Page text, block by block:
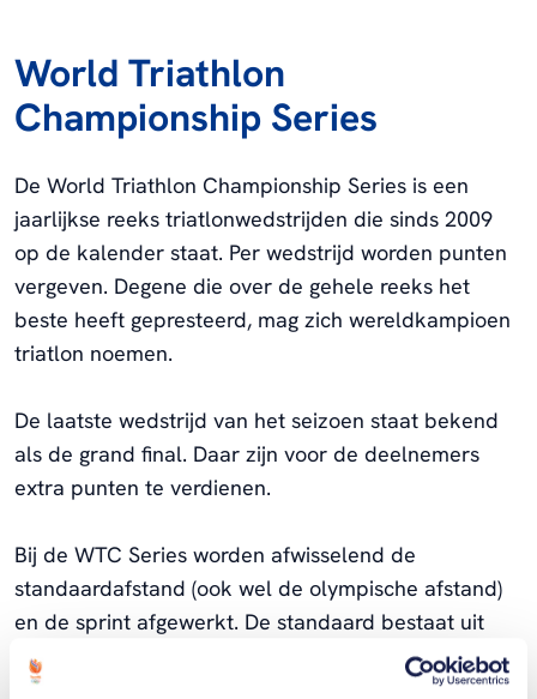
World Triathlon
Championship Series
De World Triathlon Championship Series is een
jaarlijkse reeks triatlonwedstrijden die sinds 2009
op de kalender staat. Per wedstrijd worden punten
vergeven. Degene die over de gehele reeks het
beste heeft gepresteerd, mag zich wereldkampioen
triatlon noemen.
De laatste wedstrijd van het seizoen staat bekend
als de grand final. Daar zijn voor de deelnemers
extra punten te verdienen.
Bij de WTC Series worden afwisselend de
standaardafstand (ook wel de olympische afstand)
en de sprint afgewerkt. De standaard bestaat uit
1500 meter zwemmen, 40 kilometer fietsen en 10
kilometer hardlopen, de sprint is van alles de helft.